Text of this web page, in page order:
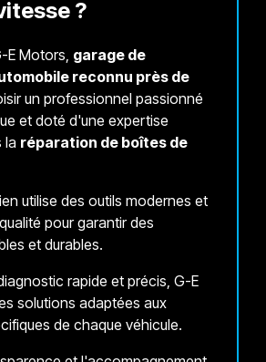
?
E Motors, garage de
reconnu près de
un professionnel passionné
et doté d'une expertise
la réparation de boîtes de
utilise des outils modernes et
pour garantir des
et durables.
rapide et précis, G-E
solutions adaptées aux
de chaque véhicule.